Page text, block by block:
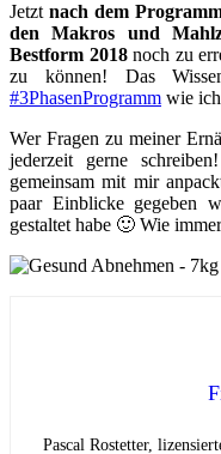
Jetzt nach dem
den Makros und
Bestform 2018noch zu
zu können! Das
#3PhasenProgramm wie
Wer Fragen zu meiner
jederzeit gerne
gemeinsam mit mir
paar Einblicke gegeben
gestaltet habe 🙂 Wie
Pascal Rostetter,